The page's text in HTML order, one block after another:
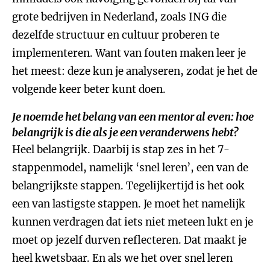
grote bedrijven in Nederland, zoals ING die
dezelfde structuur en cultuur proberen te
implementeren. Want van fouten maken leer je
het meest: deze kun je analyseren, zodat je het de
volgende keer beter kunt doen.
Je noemde het belang van een mentor al even: hoe
belangrijk is die als je een veranderwens hebt?
Heel belangrijk. Daarbij is stap zes in het 7-
stappenmodel, namelijk ‘snel leren’, een van de
belangrijkste stappen. Tegelijkertijd is het ook
een van lastigste stappen. Je moet het namelijk
kunnen verdragen dat iets niet meteen lukt en je
moet op jezelf durven reflecteren. Dat maakt je
heel kwetsbaar. En als we het over snel leren